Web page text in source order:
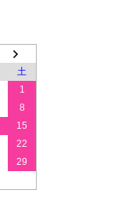
土
1
8
15
22
29